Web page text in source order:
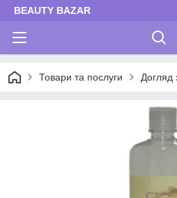
BEAUTY BAZAR
Товари та послуги Догляд